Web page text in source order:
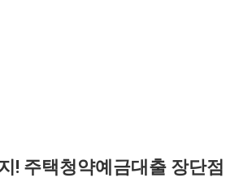
! 주택청약예금대출 장단점